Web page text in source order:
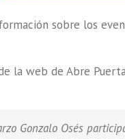
sobre los
la web de Abre
Gonzalo Osés